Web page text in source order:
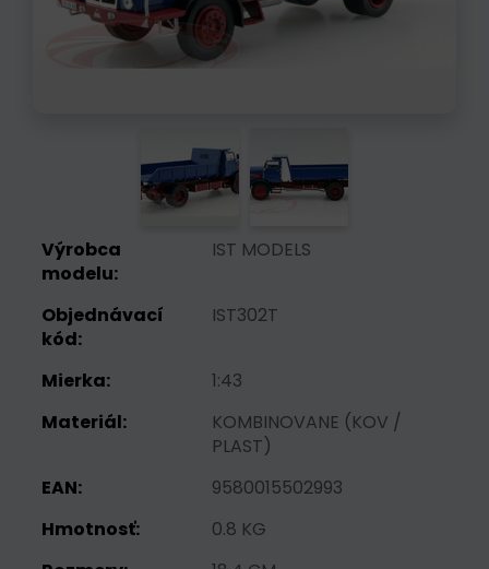
Výrobca
modelu:
IST MODELS
Objednávací
kód:
IST302T
Mierka:
1:43
Materiál:
KOMBINOVANE (KOV /
PLAST)
EAN:
9580015502993
Hmotnosť:
0.8 KG